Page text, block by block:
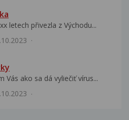
letech přivezla z Východu...
Vás ako sa dá vyliečiť vírus...